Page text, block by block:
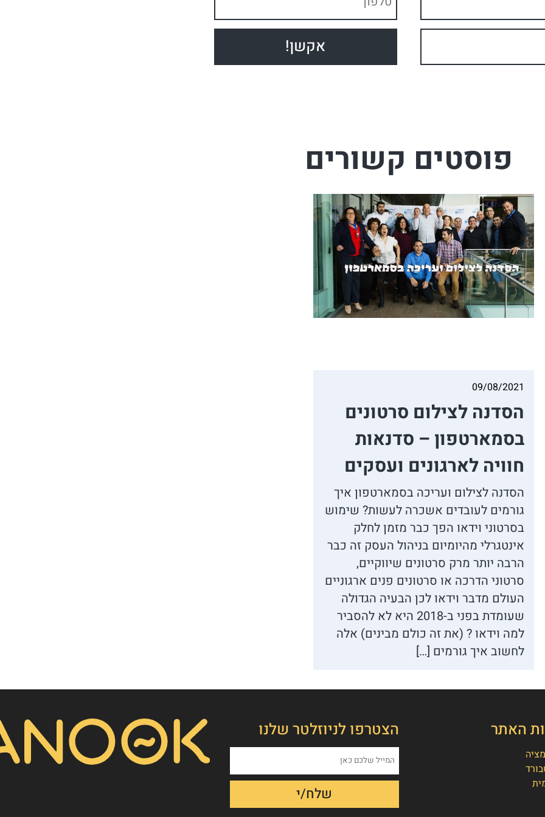
פוסטים קשורים
09/08/2021
הסדנה לצילום סרטונים
בסמארטפון – סדנאות
חוויה לארגונים ועסקים
הסדנה לצילום ועריכה בסמארטפון איך
גורמים לעובדים אשכרה לעשות? שימוש
בסרטוני וידאו הפך כבר מזמן לחלק
אינטגרלי מהיומיום בניהול העסק זה כבר
הרבה יותר מרק סרטונים שיווקיים,
סרטוני הדרכה או סרטונים פנים ארגוניים
העולם מדבר וידאו לכן הבעיה הגדולה
שעומדת בפני ב-2018 היא לא להסביר
למה וידאו ? (את זה כולם מבינים) אלה
לחשוב איך גורמים […]
האתר הצטרפו לניוזלטר שלנו
איך אפשר לעזור לכם היום?